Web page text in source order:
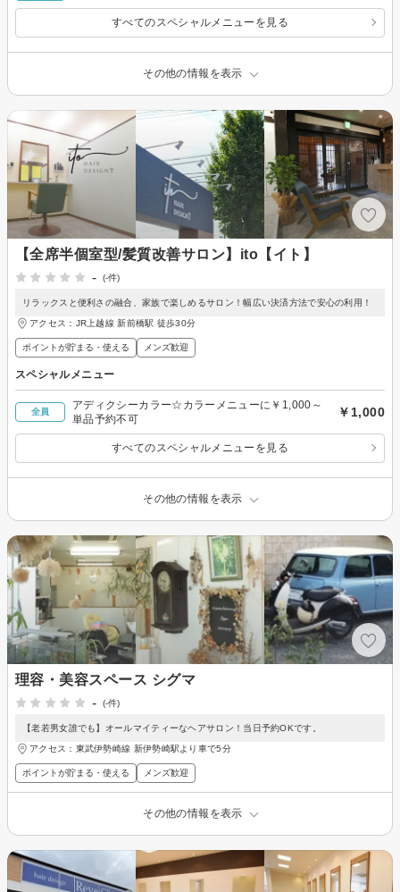
すべてのスペシャルメニューを見る
その他の情報を表示
【全席半個室型/髪質改善サロン】ito【イト】
-
(-件)
リラックスと便利さの融合、家族で楽しめるサロン！幅広い決済方法で安心の利用！
アクセス：JR上越線 新前橋駅 徒歩30分
ポイントが貯まる・使える メンズ歓迎
スペシャルメニュー
全員
アディクシーカラー☆カラーメニューに￥1,000～
単品予約不可
￥1,000
すべてのスペシャルメニューを見る
その他の情報を表示
理容・美容スペース シグマ
-
(-件)
【老若男女誰でも】オールマイティーなヘアサロン！当日予約OKです。
アクセス：東武伊勢崎線 新伊勢崎駅より車で5分
ポイントが貯まる・使える メンズ歓迎
その他の情報を表示